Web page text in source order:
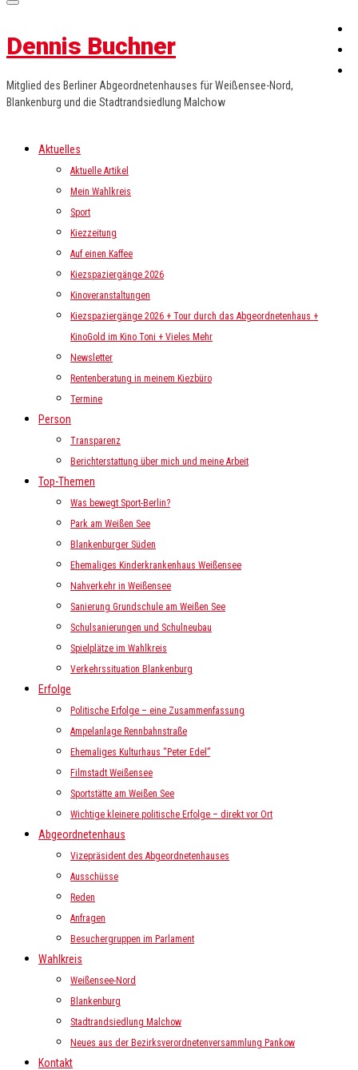
Dennis Buchner
Mitglied des Berliner Abgeordnetenhauses für Weißensee-Nord,
Blankenburg und die Stadtrandsiedlung Malchow
Aktuelles
Aktuelle Artikel
Mein Wahlkreis
Sport
Kiezzeitung
Auf einen Kaffee
Kiezspaziergänge 2026
Kinoveranstaltungen
Kiezspaziergänge 2026 + Tour durch das Abgeordnetenhaus +
KinoGold im Kino Toni + Vieles Mehr
Newsletter
Rentenberatung in meinem Kiezbüro
Termine
Person
Transparenz
Berichterstattung über mich und meine Arbeit
Top-Themen
Was bewegt Sport-Berlin?
Park am Weißen See
Blankenburger Süden
Ehemaliges Kinderkrankenhaus Weißensee
Nahverkehr in Weißensee
Sanierung Grundschule am Weißen See
Schulsanierungen und Schulneubau
Spielplätze im Wahlkreis
Verkehrssituation Blankenburg
Erfolge
Politische Erfolge – eine Zusammenfassung
Ampelanlage Rennbahnstraße
Ehemaliges Kulturhaus “Peter Edel”
Filmstadt Weißensee
Sportstätte am Weißen See
Wichtige kleinere politische Erfolge – direkt vor Ort
Abgeordnetenhaus
Vizepräsident des Abgeordnetenhauses
Ausschüsse
Reden
Anfragen
Besuchergruppen im Parlament
Wahlkreis
Weißensee-Nord
Blankenburg
Stadtrandsiedlung Malchow
Neues aus der Bezirksverordnetenversammlung Pankow
Kontakt